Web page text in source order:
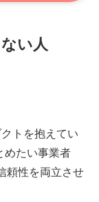
い人
トを抱えてい
めたい事業者
頼性を両立させ